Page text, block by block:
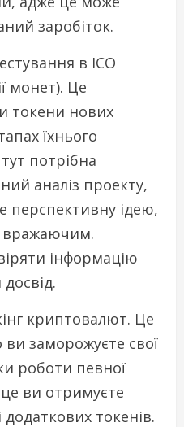
заробіток.
в ICO
монет). Це
токени нових
їхнього
потрібна
аналіз проекту,
перспективну ідею,
вражаючим.
інформацію
криптовалют. Це
ви заморожуєте свої
роботи певної
ви отримуєте
токенів.